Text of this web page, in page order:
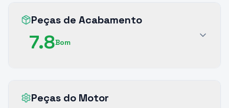
Peças de Acabamento
7.8Bom
Peças do Motor